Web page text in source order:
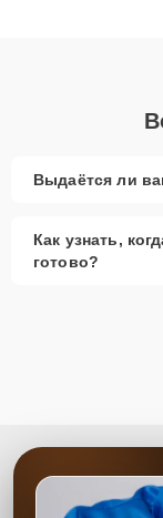
Выдаётся ли
Как узнать,
готово?